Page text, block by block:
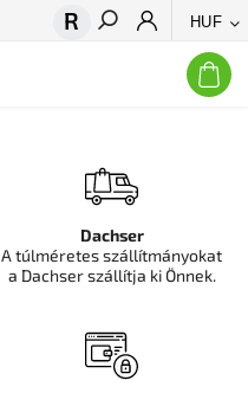
HUF
Keresés
Dachser
A túlméretes szállítmányokat
a Dachser szállítja ki Önnek.